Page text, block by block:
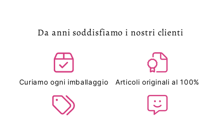
Da anni soddisfiamo i nostri clienti
Curiamo ogni imballaggio Articoli originali al 100%